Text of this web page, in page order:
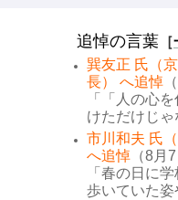
追悼の言葉 ［
巽友正 氏（
長） へ追悼
「「人の心
けただけじゃ
市川和夫 氏
へ追悼 （8月7
「春の日に
歩いていた姿